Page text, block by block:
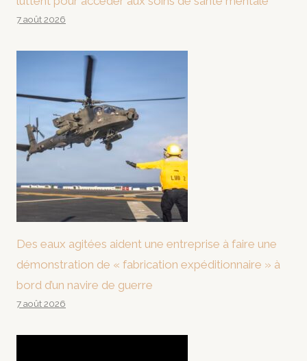
7 août 2026
Des eaux agitées aident une entreprise à faire une
démonstration de « fabrication expéditionnaire » à
bord d’un navire de guerre
7 août 2026